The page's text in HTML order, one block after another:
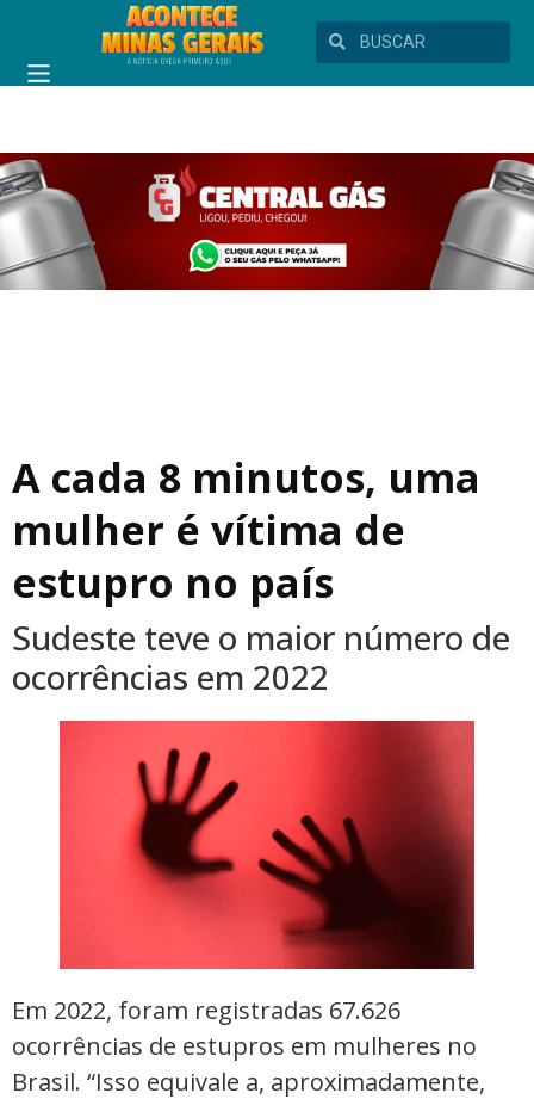
A cada 8 minutos, uma
mulher é vítima de
estupro no país
Sudeste teve o maior número de
ocorrências em 2022
Em 2022, foram registradas 67.626
ocorrências de estupros em mulheres no
Brasil. “Isso equivale a, aproximadamente,